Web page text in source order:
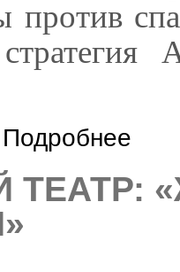
Подробнее
ТЕАТР: